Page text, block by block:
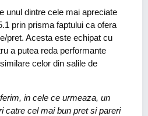
unul dintre cele mai apreciate
prin prisma faptului ca ofera
pret. Acesta este echipat cu
a putea reda performante
celor din salile de
in cele ce urmeaza, un
catre cel mai bun pret si pareri